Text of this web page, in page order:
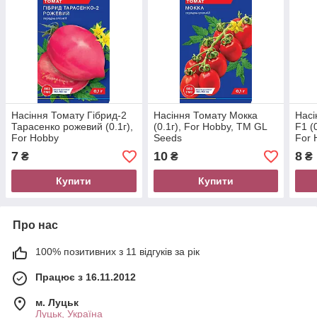
Насіння Томату Гiбрид-2
Тарасенко рожевий (0.1г),
For Hobby
7 ₴
Купити
Насіння Томату Мокка
(0.1г), For Hobby, TM GL
Seeds
10₴
Купити
F1
For
8 ₴
Про нас
100% позитивних з 11 відгуків за рік
Працює з 16.11.2012
м. Луцьк
Луцьк, Україна